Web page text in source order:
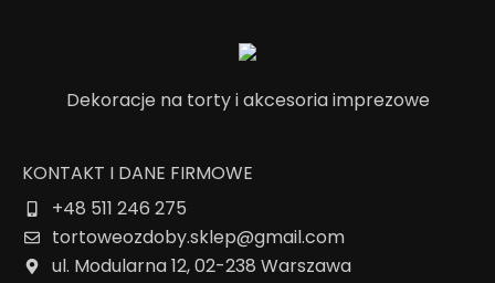
Dekoracje na torty i akcesoria imprezowe
KONTAKT I DANE FIRMOWE
+48 511 246 275
tortoweozdoby.sklep@gmail.com
ul. Modularna 12, 02-238 Warszawa